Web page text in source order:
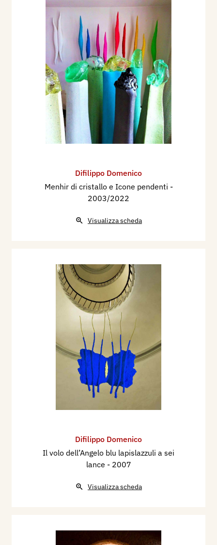
Difilippo Domenico
Menhir di cristallo e Icone pendenti -
2003/2022
Visualizza scheda
Difilippo Domenico
Il volo dell’Angelo blu lapislazzuli a sei
lance - 2007
Visualizza scheda